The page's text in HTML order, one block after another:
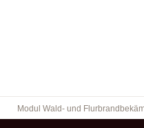
Modul Wald- und